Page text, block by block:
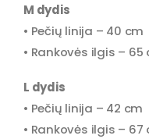
M dydis
• Pečių linija – 40 cm
• Rankovės ilgis – 65
L dydis
• Pečių linija – 42 cm
• Rankovės ilgis – 67